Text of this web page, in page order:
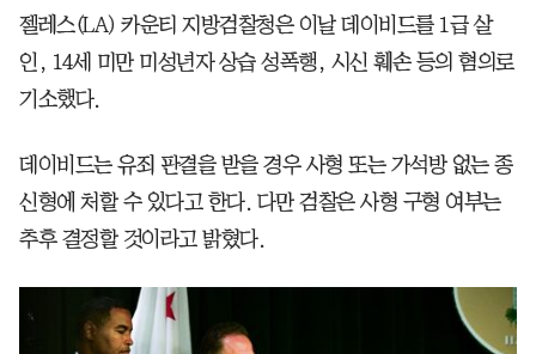
젤레스(LA) 카운티 지방검찰청은 이날 데이비드를 1급 살
인, 14세 미만 미성년자 상습 성폭행, 시신 훼손 등의 혐의로
기소했다.
데이비드는 유죄 판결을 받을 경우 사형 또는 가석방 없는 종
신형에 처할 수 있다고 한다. 다만 검찰은 사형 구형 여부는
추후 결정할 것이라고 밝혔다.